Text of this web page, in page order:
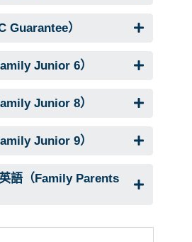
Guarantee）
Junior 6）
Junior 8）
Junior 9）
語（Family Parents